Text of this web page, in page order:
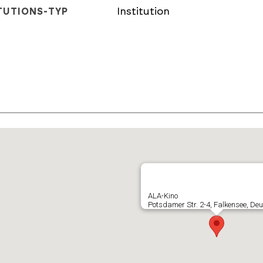
TYP Institution
ALA-Kino
Potsdamer Str. 2-4, Falkensee,